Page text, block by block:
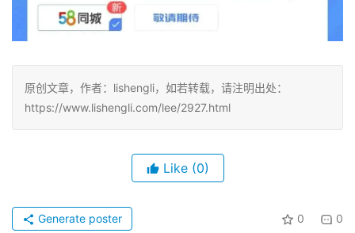
原创文章，作者：lishengli，如若转载，请注明出处：
https://www.lishengli.com/lee/2927.html
Like (0)
0 0
Generate poster